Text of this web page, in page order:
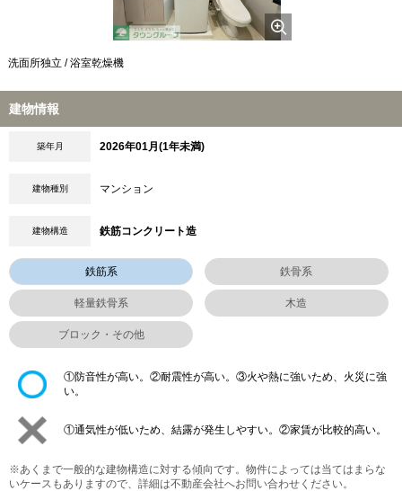
洗面所独立 / 浴室乾燥機
建物情報
築年月 2026年01月(1年未満)
建物種別 マンション
建物構造 鉄筋コンクリート造
鉄筋系 鉄骨系
軽量鉄骨系 木造
ブロック・その他
①防音性が高い。②耐震性が高い。③火や熱に強いため、火災に強
い。
①通気性が低いため、結露が発生しやすい。②家賃が比較的高い。
※あくまで一般的な建物構造に対する傾向です。物件によっては当てはまらな
いケースもありますので、詳細は不動産会社へお問い合わせください。